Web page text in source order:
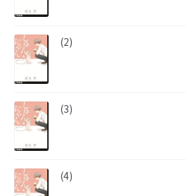
(2)
(3)
(4)